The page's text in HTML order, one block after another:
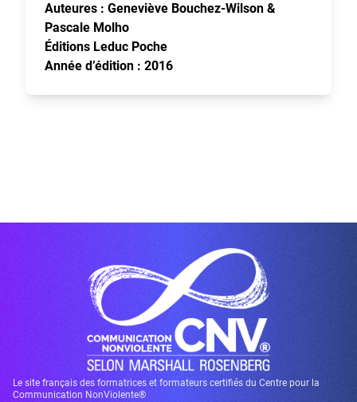
Auteures : Geneviève Bouchez-Wilson &
Pascale Molho
Éditions Leduc Poche
Année d’édition : 2016
Le site français des formatrices et formateurs certifiés du Centre pour la
Communication NonViolente®